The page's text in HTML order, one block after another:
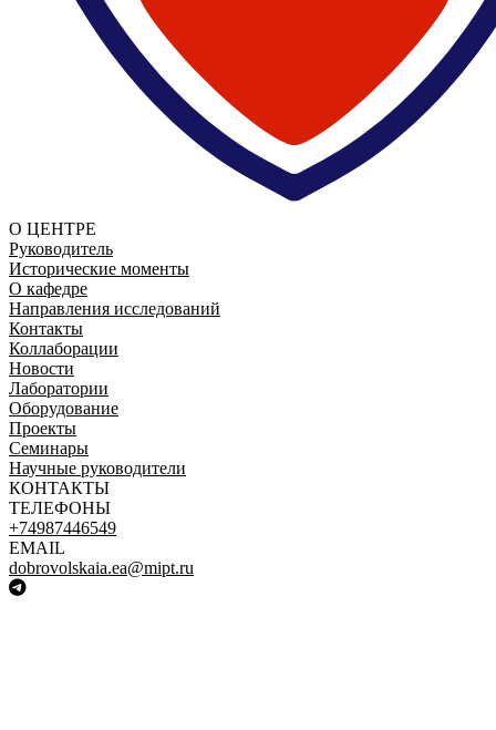
О ЦЕНТРЕ
Руководитель
Исторические моменты
О кафедре
Направления исследований
Контакты
Коллаборации
Новости
Лаборатории
Оборудование
Проекты
Семинары
Научные руководители
КОНТАКТЫ
ТЕЛЕФОНЫ
+74987446549
EMAIL
dobrovolskaia.ea@mipt.ru